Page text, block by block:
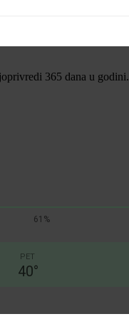
365 dana u godini.
61%
PET
40°